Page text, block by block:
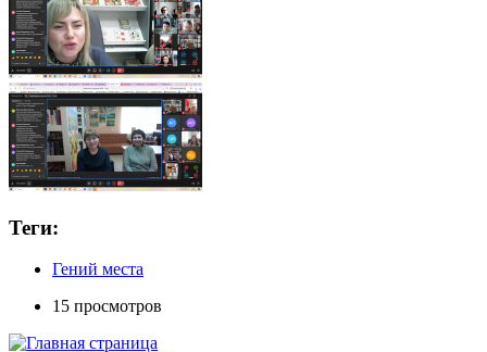
Теги:
Гений места
15 просмотров